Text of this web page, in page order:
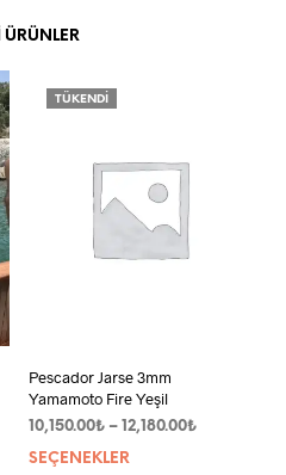
ÜRÜNLER
Bu
TÜKENDI
Pescador Jarse 3mm
Yamamoto Fire Yeşil
10,150.00₺ – 12,180.00₺Fiyat
SEÇENEKLER